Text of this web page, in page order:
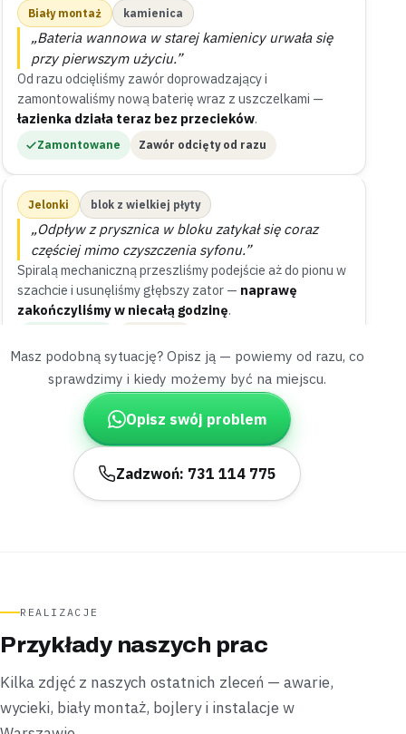
Biały montaż kamienica
„Bateria wannowa w starej kamienicy urwała się
przy pierwszym użyciu.”
Od razu odcięliśmy zawór doprowadzający i
zamontowaliśmy nową baterię wraz z uszczelkami —
łazienka działa teraz bez przecieków.
Zamontowane Zawór odcięty od razu
Jelonki blok z wielkiej płyty
„Odpływ z prysznica w bloku zatykał się coraz
częściej mimo czyszczenia syfonu.”
Spiralą mechaniczną przeszliśmy podejście aż do pionu w
szachcie i usunęliśmy głębszy zator — naprawę
zakończyliśmy w niecałą godzinę.
mieszkanie w bloku
„Kuchnia po remoncie stała gotowa, ale bez
podłączonego zlewu i baterii.”
Podłączyliśmy zlew, baterię oraz syfon do istniejącego
podejścia —
kuchnia była gotowa po jednej wizycie
choć silikon wyglądał na cały.”
Sprawdziliśmy uszczelkę progową kabiny i wymieniliśmy
ją bez rozbierania zabudowy prysznicowej —
przestała uciekać bokiem
Uszczelnione Bez rozbierania zabudowy
Masz podobną sytuację? Opisz ją — powiemy od razu, co
sprawdzimy i kiedy możemy być na miejscu.
Opisz swój problem
Zadzwoń: 731 114 775
REALIZACJE
Przykłady naszych prac
Kilka zdjęć z naszych ostatnich zleceń — awarie,
wycieki, biały montaż, bojlery i instalacje w